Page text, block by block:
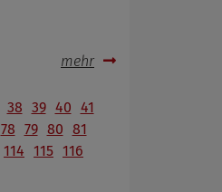
mehr
38 39 40 41
78 79 80 81
114 115 116